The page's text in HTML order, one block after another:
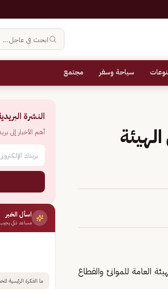
ابحث في عاجل…
سياحة وسفر مجتمع
العامة للموانئ والقطاع
النشرة
أهم الأخبار إلى
اسأل الخبر
مساعد ذكي
ما الفكرة الرئيسية